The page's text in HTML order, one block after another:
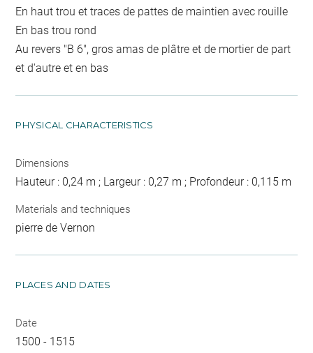
En haut trou et traces de pattes de maintien avec rouille
En bas trou rond
Au revers "B 6", gros amas de plâtre et de mortier de part
et d'autre et en bas
PHYSICAL CHARACTERISTICS
Dimensions
Hauteur : 0,24 m ; Largeur : 0,27 m ; Profondeur : 0,115 m
Materials and techniques
pierre de Vernon
PLACES AND DATES
Date
1500 - 1515